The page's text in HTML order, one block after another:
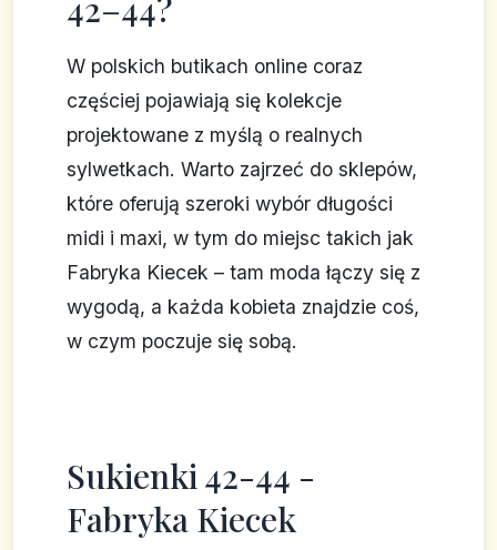
42–44?
W polskich butikach online coraz
częściej pojawiają się kolekcje
projektowane z myślą o realnych
sylwetkach. Warto zajrzeć do sklepów,
które oferują szeroki wybór długości
midi i maxi, w tym do miejsc takich jak
Fabryka Kiecek – tam moda łączy się z
wygodą, a każda kobieta znajdzie coś,
w czym poczuje się sobą.
Sukienki 42-44 -
Fabryka Kiecek